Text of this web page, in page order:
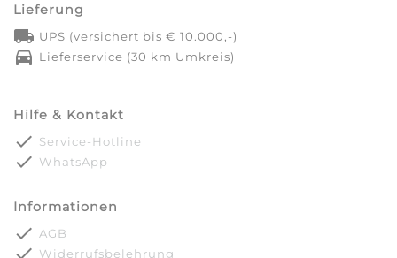
Lieferung
local_shipping UPS (versichert bis € 10.000,-)
directions_car Lieferservice (30 km Umkreis)
Hilfe & Kontakt
done Service-Hotline
done WhatsApp
Informationen
done AGB
Widerrufsbelehrung